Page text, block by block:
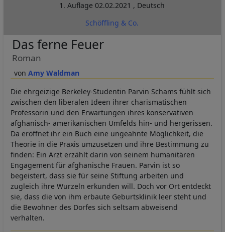
1. Auflage02.02.2021 , Deutsch
Schöffling & Co.
Amy Waldman
Das ferne Feuer
Roman
Die ehrgeizige Berkeley-Studentin Parvin Schams fühlt sich
zwischen den liberalen Ideen ihrer charismatischen
Professorin und den Erwartungen ihres konservativen
afghanisch- amerikanischen Umfelds hin- und hergerissen.
Da eröffnet ihr ein Buch eine ungeahnte Möglichkeit, die
Theorie in die Praxis umzusetzen und ihre Bestimmung zu
finden: Ein Arzt erzählt darin von seinem humanitären
Engagement für afghanische Frauen. Parvin ist so
begeistert, dass sie für seine Stiftung arbeiten und
zugleich ihre Wurzeln erkunden will. Doch vor Ort entdeckt
sie, dass die von ihm erbaute Geburtsklinik leer steht und
die Bewohner des Dorfes sich seltsam abweisend
verhalten.